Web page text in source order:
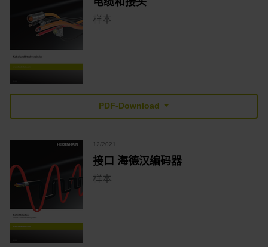
样本
PDF-Download
12/2021
接口 海德汉编码器
样本